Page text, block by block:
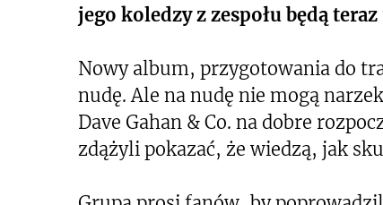
jego koledzy z zespołu będą
Nowy album, przygotowania do
nudę. Ale na nudę nie mogą
Dave Gahan & Co. na dobre
zdążyli pokazać, że wiedzą, jak